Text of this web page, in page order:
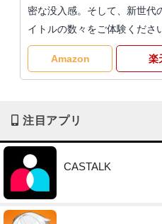
密な没入感。そして、新世代
イトルの数々をご体験くださ
Amazon 楽
注目アプリ
CASTALK